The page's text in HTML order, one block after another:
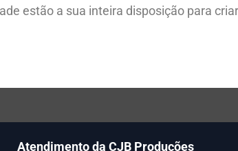
estão a sua inteira disposição para
Atendimento da CJB Produções